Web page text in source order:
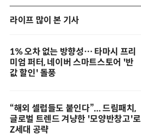
라이프 많이 본 기사
1% 오차 없는 방향성… 타마시 프리
미엄 퍼터, 네이버 스마트스토어 '반
값 할인' 돌풍
“해외 셀럽들도 붙인다”... 드림패치,
글로벌 트렌드 겨냥한 '모양반창고'로
Z세대 공략